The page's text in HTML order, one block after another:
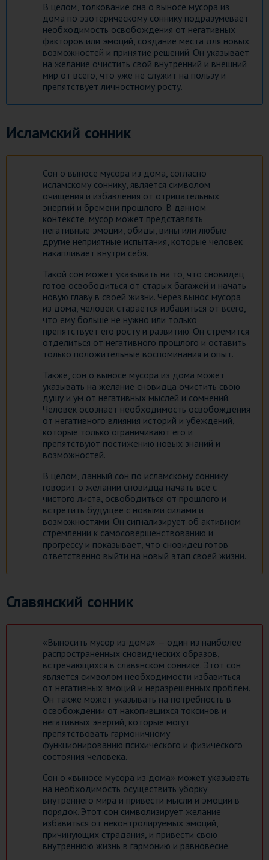
В целом, толкование сна о выносе мусора из
дома по эзотерическому соннику подразумевает
необходимость освобождения от негативных
факторов или эмоций, создание места для новых
возможностей и принятие решений. Он указывает
на желание очистить свой внутренний и внешний
мир от всего, что уже не служит на пользу и
препятствует личностному росту.
Исламский сонник
Сон о выносе мусора из дома, согласно
исламскому соннику, является символом
очищения и избавления от отрицательных
энергий и бремени прошлого. В данном
контексте, мусор может представлять
негативные эмоции, обиды, вины или любые
другие неприятные испытания, которые человек
накапливает внутри себя.
Такой сон может указывать на то, что сновидец
готов освободиться от старых багажей и начать
новую главу в своей жизни. Через вынос мусора
из дома, человек старается избавиться от всего,
что ему больше не нужно или только
препятствует его росту и развитию. Он стремится
отделиться от негативного прошлого и оставить
только положительные воспоминания и опыт.
Также, сон о выносе мусора из дома может
указывать на желание сновидца очистить свою
душу и ум от негативных мыслей и сомнений.
Человек осознает необходимость освобождения
от негативного влияния историй и убеждений,
которые только ограничивают его и
препятствуют постижению новых знаний и
возможностей.
В целом, данный сон по исламскому соннику
говорит о желании сновидца начать все с
чистого листа, освободиться от прошлого и
встретить будущее с новыми силами и
возможностями. Он сигнализирует об активном
стремлении к самосовершенствованию и
прогрессу и показывает, что сновидец готов
ответственно выйти на новый этап своей жизни.
Славянский сонник
«Выносить мусор из дома» — один из наиболее
распространенных сновидческих образов,
встречающихся в славянском соннике. Этот сон
является символом необходимости избавиться
от негативных эмоций и неразрешенных проблем.
Он также может указывать на потребность в
освобождении от накопившихся токсинов и
негативных энергий, которые могут
препятствовать гармоничному
функционированию психического и физического
состояния человека.
Сон о «выносе мусора из дома» может указывать
на необходимость осуществить уборку
внутреннего мира и привести мысли и эмоции в
порядок. Этот сон символизирует желание
избавиться от неконтролируемых эмоций,
причинующих страдания, и привести свою
внутреннюю жизнь в гармонию и равновесие.